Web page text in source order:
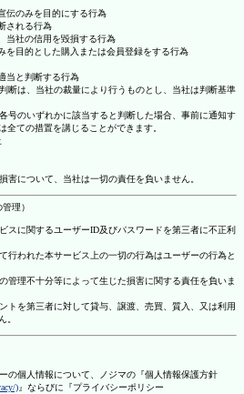
伝のみを目的にする行為
される行為
当社の信用を毀損する行為
を目的とした購入または会員登録をする行為
当と判断する行為
断は、当社の裁量により行うものとし、当社は判断基準
号のいずれかに該当すると判断した場合、事前に通知す
全ての措置を講じることができます。
害について、当社は一切の責任を負いません。
理）
スに関するユーザーID及びパスワードを第三者に不正利
行われた本サービス上の一切の行為はユーザーの行為と
管理不十分等によって生じた損害に関する責任を負いま
トを第三者に対して貸与、譲渡、売買、質入、又は利用
。
の個人情報について、ノジマの『個人情報保護方針
)』ならびに『プライバシーポリシー